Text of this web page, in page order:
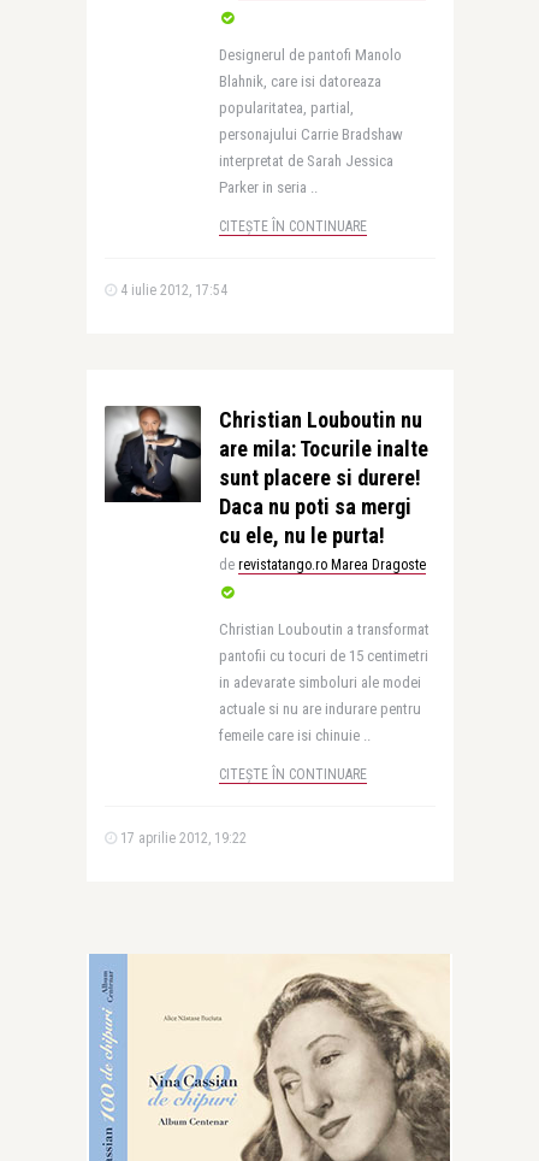
Designerul de pantofi Manolo
Blahnik, care isi datoreaza
popularitatea, partial,
personajului Carrie Bradshaw
interpretat de Sarah Jessica
Parker in seria ..
CITEȘTE ÎN CONTINUARE
4 iulie 2012, 17:54
Christian Louboutin nu
are mila: Tocurile inalte
sunt placere si durere!
Daca nu poti sa mergi
cu ele, nu le purta!
de revistatango.ro Marea Dragoste
Christian Louboutin a transformat
pantofii cu tocuri de 15 centimetri
in adevarate simboluri ale modei
actuale si nu are indurare pentru
femeile care isi chinuie ..
CITEȘTE ÎN CONTINUARE
17 aprilie 2012, 19:22